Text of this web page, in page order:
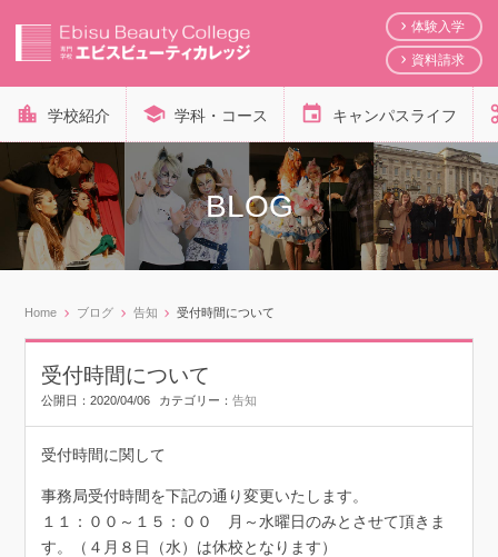
体験入学
資料請求
学校紹介 学科・コース キャンパスライフ
BLOG
Home ブログ 告知 受付時間について
受付時間について
公開日：2020/04/06 カテゴリー： 告知
受付時間に関して
事務局受付時間を下記の通り変更いたします。
１１：００～１５：００ 月～水曜日のみとさせて頂きま
す。（４月８日（水）は休校となります）